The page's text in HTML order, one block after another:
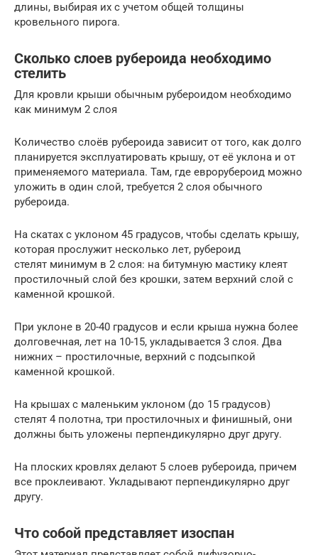
длины, выбирая их с учетом общей толщины
кровельного пирога.
Сколько слоев рубероида необходимо
стелить
Для кровли крыши обычным рубероидом необходимо
как минимум 2 слоя
Количество слоёв рубероида зависит от того, как долго
планируется эксплуатировать крышу, от её уклона и от
применяемого материала. Там, где еврорубероид можно
уложить в один слой, требуется 2 слоя обычного
рубероида.
На скатах с уклоном 45 градусов, чтобы сделать крышу,
которая прослужит несколько лет, рубероид
стелят минимум в 2 слоя: на битумную мастику клеят
простилочный слой без крошки, затем верхний слой с
каменной крошкой.
При уклоне в 20-40 градусов и если крыша нужна более
долговечная, лет на 10-15, укладывается 3 слоя. Два
нижних – простилочные, верхний с подсыпкой
каменной крошкой.
На крышах с маленьким уклоном (до 15 градусов)
стелят 4 полотна, три простилочных и финишный, они
должны быть уложены перпендикулярно друг другу.
На плоских кровлях делают 5 слоев рубероида, причем
все проклеивают. Укладывают перпендикулярно друг
другу.
Что собой представляет изоспан